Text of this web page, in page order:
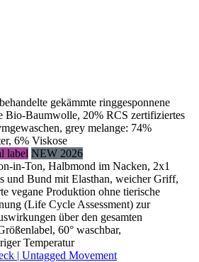
gekämmte ringgesponnene
Bio-Baumwolle, 20% RCS zertifiziertes
grey melange: 74%
6% Viskose
label NEW 2026
in-Ton, Halbmond im Nacken, 2x1
und Bund mit Elasthan, weicher Griff,
vegane Produktion ohne tierische
(Life Cycle Assessment) zur
über den gesamten
60° waschbar,
Temperatur
| Untagged Movement